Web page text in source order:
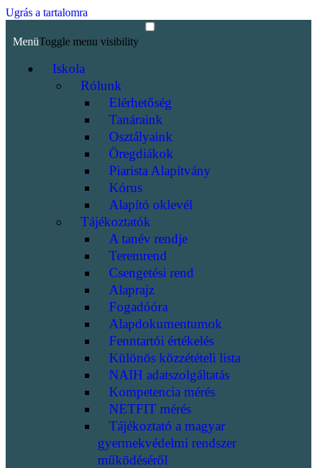
Ugrás a tartalomra
MenüToggle menu visibility
Iskola
Rólunk
Elérhetőség
Tanáraink
Osztályaink
Öregdiákok
Piarista Alapítvány
Kórus
Alapító oklevél
Tájékoztatók
A tanév rendje
Teremrend
Csengetési rend
Alaprajz
Fogadóóra
Alapdokumentumok
Fenntartói értékelés
Különös közzétételi lista
NAIH adatszolgáltatás
Kompetencia mérés
NETFIT mérés
Tájékoztató a magyar
gyermekvédelmi rendszer
működéséről